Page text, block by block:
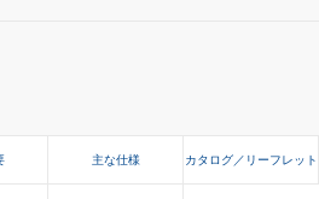
主な仕様 カタログ／リーフレット